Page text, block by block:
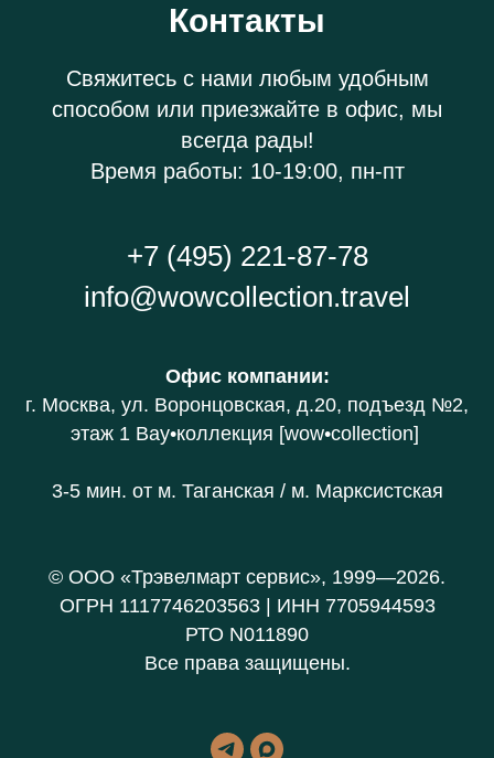
Контакты
Свяжитесь с нами любым удобным
способом или приезжайте в офис, мы
всегда рады!
Время работы: 10-19:00, пн-пт
+7 (495) 221-87-78
info@wowcollection.travel
Офис компании:
г. Москва, ул. Воронцовская, д.20, подъезд №2,
этаж 1 Вау•коллекция [wow•collection]
3-5 мин. от м. Таганская / м. Марксистская
© ООО «Трэвелмарт сервис», 1999—2026.
ОГРН 1117746203563 | ИНН 7705944593
РТО N011890
Все права защищены.